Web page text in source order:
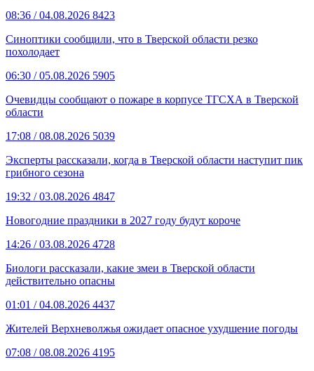
08:36 / 04.08.2026 8423
Синоптики сообщили, что в Тверской области резко
похолодает
06:30 / 05.08.2026 5905
Очевидцы сообщают о пожаре в корпусе ТГСХА в Тверской
области
17:08 / 08.08.2026 5039
Эксперты рассказали, когда в Тверской области наступит пик
грибного сезона
19:32 / 03.08.2026 4847
Новогодние праздники в 2027 году будут короче
14:26 / 03.08.2026 4728
Биологи рассказали, какие змеи в Тверской области
действительно опасны
01:01 / 04.08.2026 4437
Жителей Верхневолжья ожидает опасное ухудшение погоды
07:08 / 08.08.2026 4195